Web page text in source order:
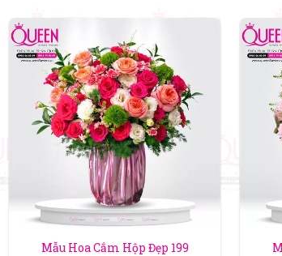
Mẫu Hoa Cắm Hộp Đẹp 199